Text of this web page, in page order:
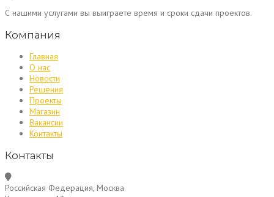
С нашими услугами вы выиграете время и сроки сдачи проектов.
Компания
Главная
О нас
Новости
Решения
Проекты
Магазин
Вакансии
Контакты
Контакты
Российская Федерация, Москва